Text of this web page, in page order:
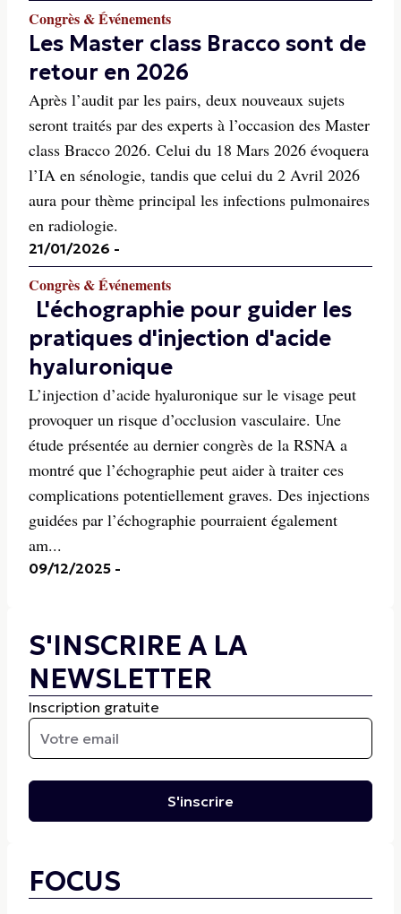
Congrès & Événements
Les Master class Bracco sont de
retour en 2026
Après l’audit par les pairs, deux nouveaux sujets
seront traités par des experts à l’occasion des Master
class Bracco 2026. Celui du 18 Mars 2026 évoquera
l’IA en sénologie, tandis que celui du 2 Avril 2026
aura pour thème principal les infections pulmonaires
en radiologie.
21/01/2026 -
Congrès & Événements
L'échographie pour guider les
pratiques d'injection d'acide
hyaluronique
L’injection d’acide hyaluronique sur le visage peut
provoquer un risque d’occlusion vasculaire. Une
étude présentée au dernier congrès de la RSNA a
montré que l’échographie peut aider à traiter ces
complications potentiellement graves. Des injections
guidées par l’échographie pourraient également
am...
09/12/2025 -
S'INSCRIRE A LA
NEWSLETTER
Inscription gratuite
S'inscrire
FOCUS